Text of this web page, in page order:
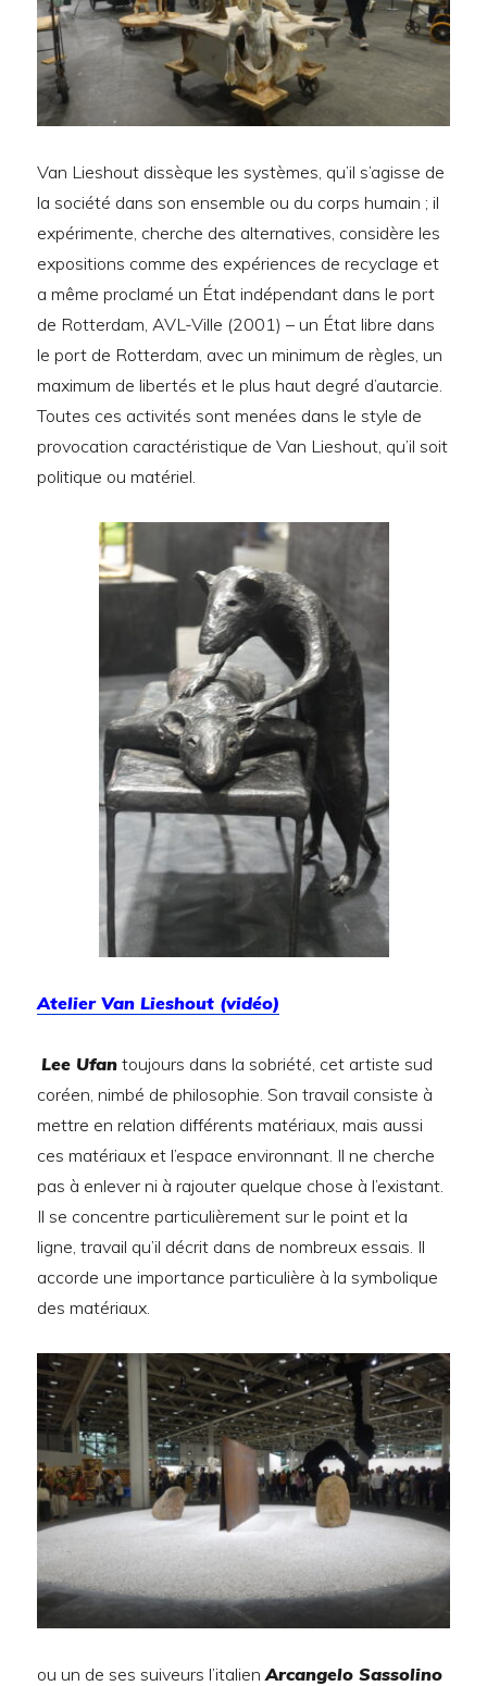
Van Lieshout dissèque les systèmes, qu’il s’agisse de
la société dans son ensemble ou du corps humain ; il
expérimente, cherche des alternatives, considère les
expositions comme des expériences de recyclage et
a même proclamé un État indépendant dans le port
de Rotterdam, AVL-Ville (2001) – un État libre dans
le port de Rotterdam, avec un minimum de règles, un
maximum de libertés et le plus haut degré d’autarcie.
Toutes ces activités sont menées dans le style de
provocation caractéristique de Van Lieshout, qu’il soit
politique ou matériel.
Atelier Van Lieshout (vidéo)
Lee Ufan toujours dans la sobriété, cet artiste sud
coréen, nimbé de philosophie. Son travail consiste à
mettre en relation différents matériaux, mais aussi
ces matériaux et l’espace environnant. Il ne cherche
pas à enlever ni à rajouter quelque chose à l’existant.
Il se concentre particulièrement sur le point et la
ligne, travail qu’il décrit dans de nombreux essais. Il
accorde une importance particulière à la symbolique
des matériaux.
ou un de ses suiveurs l’italienArcangelo Sassolino